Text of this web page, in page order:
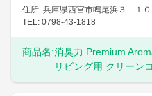
住所: 兵庫県西宮市鳴尾浜３－１０
TEL: 0798-43-1818
商品名:消臭力 Premium
リビング用 クリーン